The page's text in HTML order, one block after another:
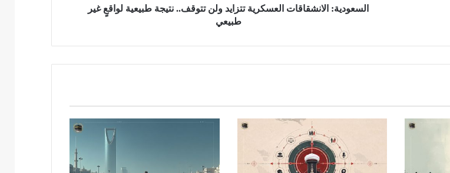
السعودية: الانشقاقات العسكرية تتزايد ولن تتوقف.. نتيجة طبيعية لواقعٍ غير
طبيعي